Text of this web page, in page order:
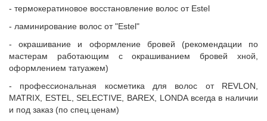
- термокератиновое восстановление волос от Estel
- ламинирование волос от "Estel"
- окрашивание и оформление бровей (рекомендации по
мастерам работающим с окрашиванием бровей хной,
оформлением татуажем)
- профессиональная косметика для волос от REVLON,
MATRIX, ESTEL, SELECTIVE, BAREX, LONDA всегда в наличии
и под заказ (по спец.ценам)